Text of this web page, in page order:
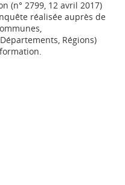
(n° 2799, 12 avril 2017)
réalisée auprès de
Régions)